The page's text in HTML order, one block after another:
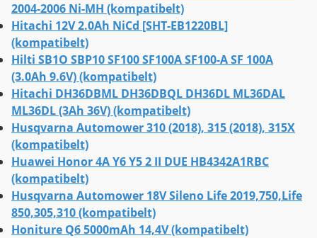
2004-2006 Ni-MH (kompatibelt)
Hitachi 12V 2.0Ah NiCd [SHT-EB1220BL]
(kompatibelt)
Hilti SB1O SBP10 SF100 SF100A SF100-A SF 100A
(3.0Ah 9.6V) (kompatibelt)
Hitachi DH36DBML DH36DBQL DH36DL ML36DAL
ML36DL (3Ah 36V) (kompatibelt)
Husqvarna Automower 310 (2018), 315 (2018), 315X
(kompatibelt)
Huawei Honor 4A Y6 Y5 2 II DUE HB4342A1RBC
(kompatibelt)
Husqvarna Automower 18V Sileno Life 2019,750,Life
850,305,310 (kompatibelt)
Honiture Q6 5000mAh 14,4V (kompatibelt)